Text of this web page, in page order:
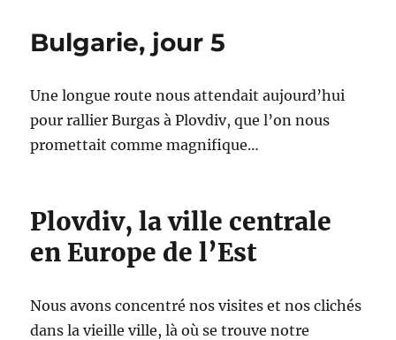
Bulgarie, jour 5
Une longue route nous attendait aujourd’hui
pour rallier Burgas à Plovdiv, que l’on nous
promettait comme magnifique…
Plovdiv, la ville centrale
en Europe de l’Est
Nous avons concentré nos visites et nos clichés
dans la vieille ville, là où se trouve notre